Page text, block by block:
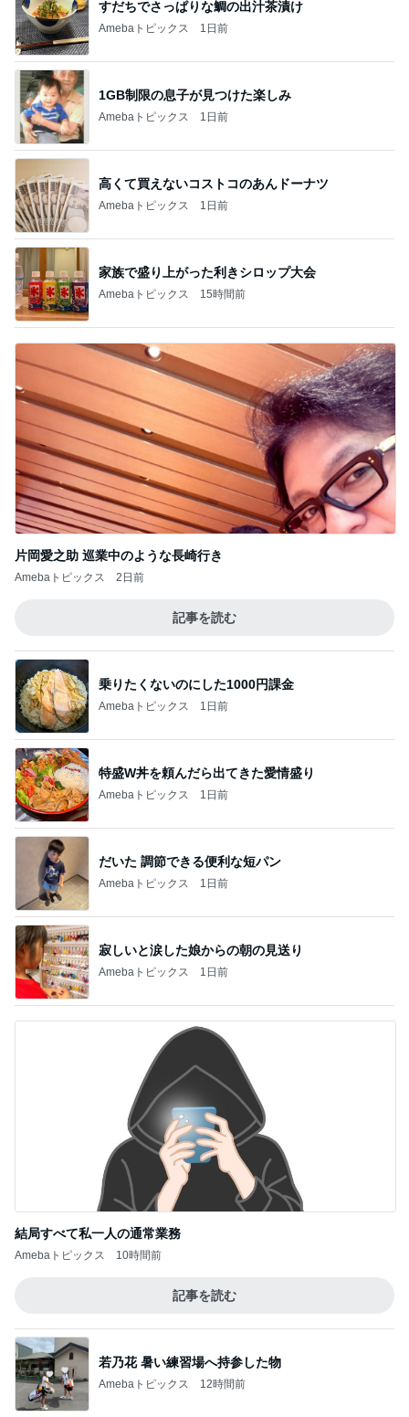
すだちでさっぱりな鯛の出汁茶漬け
Amebaトピックス 1日前
1GB制限の息子が見つけた楽しみ
Amebaトピックス 1日前
高くて買えないコストコのあんドーナツ
Amebaトピックス 1日前
家族で盛り上がった利きシロップ大会
Amebaトピックス 15時間前
片岡愛之助 巡業中のような長崎行き
Amebaトピックス 2日前
記事を読む
乗りたくないのにした1000円課金
Amebaトピックス 1日前
特盛W丼を頼んだら出てきた愛情盛り
Amebaトピックス 1日前
だいた 調節できる便利な短パン
Amebaトピックス 1日前
寂しいと涙した娘からの朝の見送り
Amebaトピックス 1日前
結局すべて私一人の通常業務
Amebaトピックス 10時間前
記事を読む
若乃花 暑い練習場へ持参した物
Amebaトピックス 12時間前